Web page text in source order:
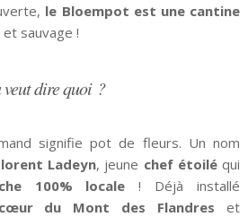
le Bloempot est une cantine
sauvage !
dire quoi ?
signifie pot de fleurs. Un nom
Ladeyn, jeune chef étoiléqui
100% locale ! Déjà installé
du Mont des Flandres et